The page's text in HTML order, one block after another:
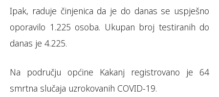
Ipak, raduje činjenica da je do danas se uspješno
oporavilo 1.225 osoba. Ukupan broj testiranih do
danas je 4.225.
Na području općine Kakanj registrovano je 64
smrtna slučaja uzrokovanih COVID-19.